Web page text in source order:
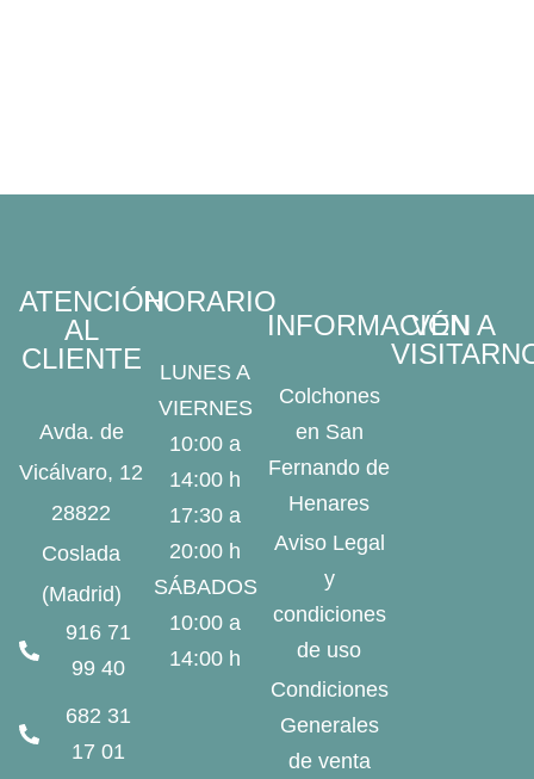
ATENCIÓN
AL
CLIENTE
Avda. de
Vicálvaro, 12
28822
Coslada
(Madrid)
916 71
99 40
682 31
17 01
HORARIO
LUNES A
VIERNES
10:00 a
14:00 h
17:30 a
20:00 h
SÁBADOS
10:00 a
14:00 h
INFORMACIÓN
Colchones
en San
Fernando de
Henares
Aviso Legal
y
condiciones
de uso
Condiciones
Generales
de venta
VEN A